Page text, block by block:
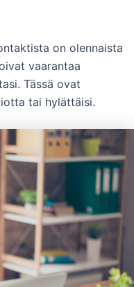
on olennaista
vaarantaa
Tässä ovat
tai hylättäisi.